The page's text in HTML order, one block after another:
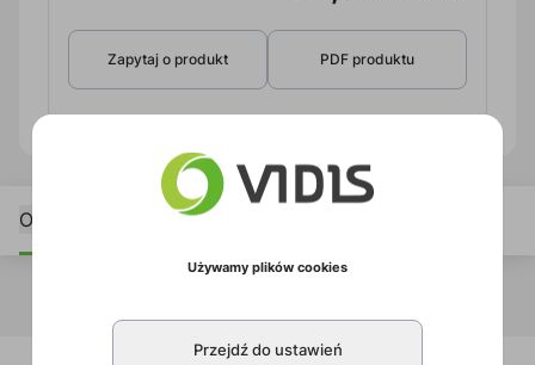
Zapytaj o produkt PDF produktu
Opis Pliki do pobrania
Używamy plików cookies
Przejdź do ustawień